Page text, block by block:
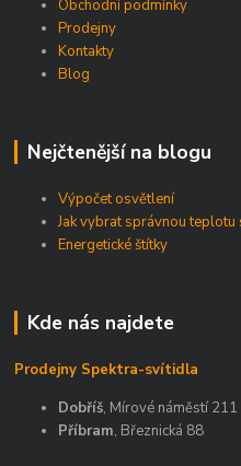
Obchodní podmínky
Prodejny
Kontakty
Blog
Nejčtenější na blogu
Výpočet osvětlení
Jak vybrat správnou teplotu
Energetické štítky
Kde nás najdete
Prodejny Spektra-svítidla
Dobříš, Mírové náměstí 211
Příbram, Březnická 88